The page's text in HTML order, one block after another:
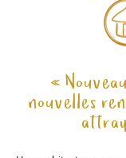
«
nouvelles